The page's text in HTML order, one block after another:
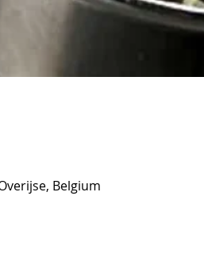
Belgium